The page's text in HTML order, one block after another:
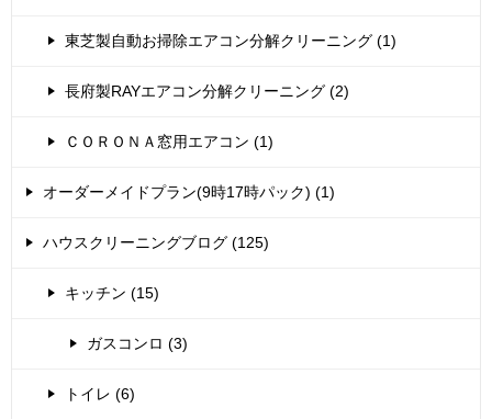
東芝製自動お掃除エアコン分解クリーニング (1)
長府製RAYエアコン分解クリーニング (2)
ＣＯＲＯＮＡ窓用エアコン (1)
オーダーメイドプラン(9時17時パック) (1)
ハウスクリーニングブログ (125)
キッチン (15)
ガスコンロ (3)
トイレ (6)